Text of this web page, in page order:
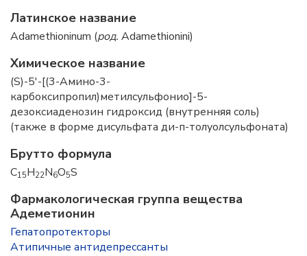
Латинское название
Adamethioninum (род. Adamethionini)
Химическое название
(S)-5'-[(3-Амино-3-
карбоксипропил)метилсульфонио]-5-
дезоксиаденозин гидроксид (внутренняя соль)
(также в форме дисульфата ди-п-толуолсульфоната)
Брутто формула
C15H22N6O5S
Фармакологическая группа вещества
Адеметионин
Гепатопротекторы
Атипичные антидепрессанты